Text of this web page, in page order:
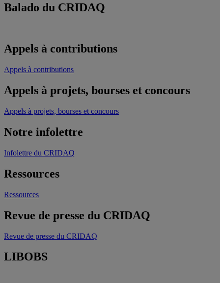
Balado du CRIDAQ
Appels à contributions
Appels à contributions
Appels à projets, bourses et concours
Appels à projets, bourses et concours
Notre infolettre
Infolettre du CRIDAQ
Ressources
Ressources
Revue de presse du CRIDAQ
Revue de presse du CRIDAQ
LIBOBS